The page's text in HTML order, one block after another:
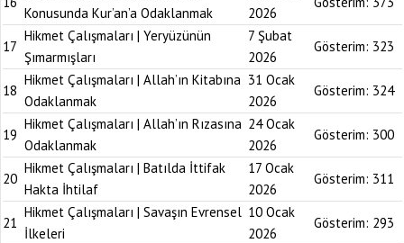
Konusunda Kur’an’a Odaklanmak
2026
17
Hikmet Çalışmaları | Yeryüzünün
Şımarmışları
7 Şubat
2026
Gösterim: 323
18
Hikmet Çalışmaları | Allah’ın Kitabına
Odaklanmak
31 Ocak
2026
Gösterim: 324
19
Hikmet Çalışmaları | Allah’ın Rızasına
Odaklanmak
24 Ocak
2026
Gösterim: 300
20
Hikmet Çalışmaları | Batılda İttifak
Hakta İhtilaf
17 Ocak
2026
Gösterim: 311
21
Hikmet Çalışmaları | Savaşın Evrensel
İlkeleri
10 Ocak
2026
Gösterim: 293